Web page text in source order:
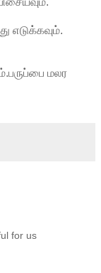
எடுக்கவும்.
மலர
for us